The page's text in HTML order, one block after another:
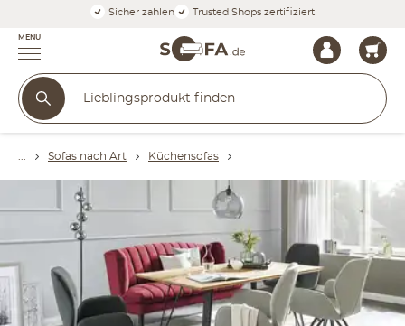
Sicher zahlen Trusted Shops zertifiziert
MENÜ
Sofas nach Art Küchensofas